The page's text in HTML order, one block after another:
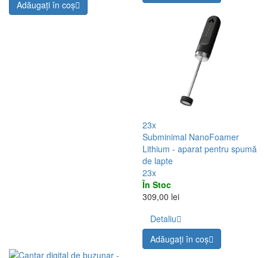
Adăugați în coş
23x
Subminimal NanoFoamer
Lithium - aparat pentru spumă
de lapte
23x
În Stoc
309,00 lei
Detaliu
Adăugați în coş